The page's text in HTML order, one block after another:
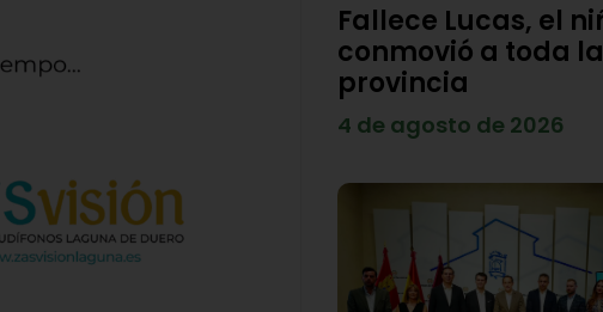
Fallece Lucas, el
conmovió a toda la
provincia
4 de agosto de 2026